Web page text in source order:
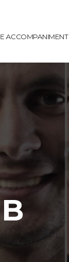
ACCOMPANIMENT